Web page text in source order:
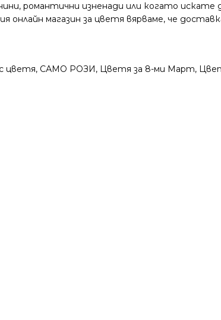
романтични изненади или когато искате
магазин за цветя вярваме, че
цветя, САМО РОЗИ, Цветя за 8-ми Март,